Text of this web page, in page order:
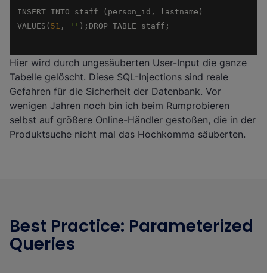
INSERT INTO staff (person_id, lastname)
VALUES( 51 , ''
Hier wird durch ungesäuberten User-Input die ganze
Tabelle gelöscht. Diese SQL-Injections sind reale
Gefahren für die Sicherheit der Datenbank. Vor
wenigen Jahren noch bin ich beim Rumprobieren
selbst auf größere Online-Händler gestoßen, die in der
Produktsuche nicht mal das Hochkomma säuberten.
Best Practice: Parameterized
Queries